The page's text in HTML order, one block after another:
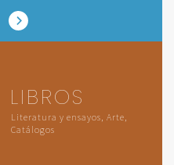
LIBROS
Literatura y ensayos, Arte,
Catálogos